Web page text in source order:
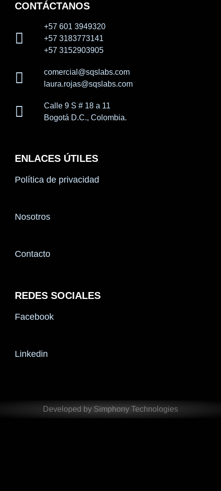
CONTÁCTANOS
+57 601 3949320
+57 3183773141
+57 3152903905
comercial@sqslabs.com
laura.rojas@sqslabs.com
Calle 9 S # 18 a 11
Bogotá D.C., Colombia.
ENLACES ÚTILES
Política de privacidad
Nosotros
Contacto
REDES SOCIALES
Facebook
Linkedin
Developed by Simphony Technologies